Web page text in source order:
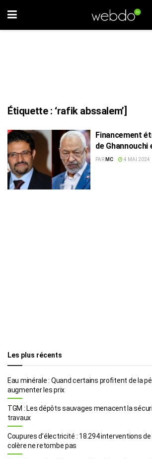
Étiquette : ‘rafik abssalem’]
Financement
de Ghannouchi
examiné le 17
PAR MC 4 MAI 2024
Les plus récents
Eau minérale : Quand certains profitent de la
augmenter les prix
TGM : Les dépôts sauvages menacent la
travaux
Coupures d’électricité : 18.294 interventions de
colère ne retombe pas